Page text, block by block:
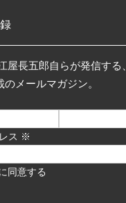
屋長五郎自らが発信する
メールマガジン。
ス ※
同意する